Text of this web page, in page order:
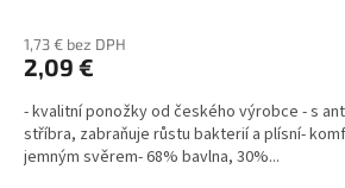
1,73 € bez DPH
2,09 €
- kvalitní ponožky od českého výrobce - s
stříbra, zabraňuje růstu bakterií a plísní-
jemným svěrem- 68% bavlna, 30%...